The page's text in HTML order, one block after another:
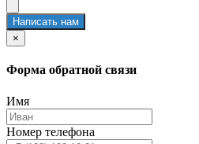
Написать нам
×
Форма обратной связи
Имя
Номер телефона